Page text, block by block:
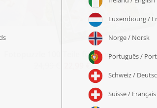
Fotopuzzle 100 Teile für Kinder